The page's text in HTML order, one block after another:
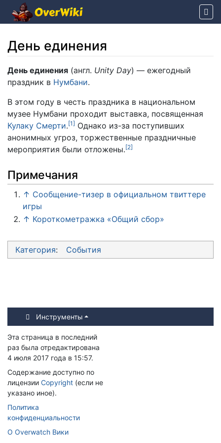
День единения
Перейти к:навигация поиск
День единения (англ. Unity Day) — ежегодный
праздник в Нумбани.
В этом году в честь праздника в национальном
музее Нумбани проходит выставка, посвященная
Кулаку Смерти.[1] Однако из-за поступивших
анонимных угроз, торжественные праздничные
мероприятия были отложены.[2]
Примечания
↑ Сообщение-тизер в официальном твиттере
игры
↑ Короткометражка «Общий сбор»
Категория: События
Инструменты
Эта страница в последний
раз была отредактирована
4 июля 2017 года в 15:57.
Содержание доступно по
лицензии Copyright (если не
указано иное).
Политика
конфиденциальности
О Overwatch Вики